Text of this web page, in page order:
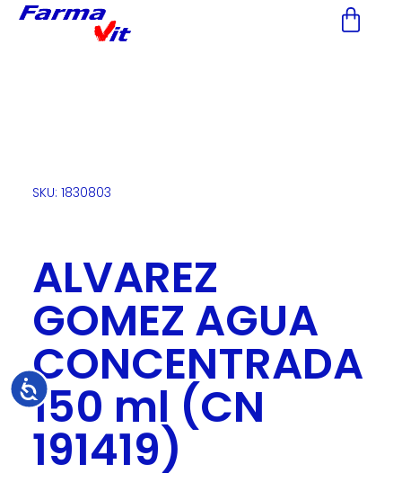
Nota:
accesibilidad.
Accesibilidad
SKU: 1830803
ALVAREZ
GOMEZ AGUA
CONCENTRADA
150 ml (CN
191419)